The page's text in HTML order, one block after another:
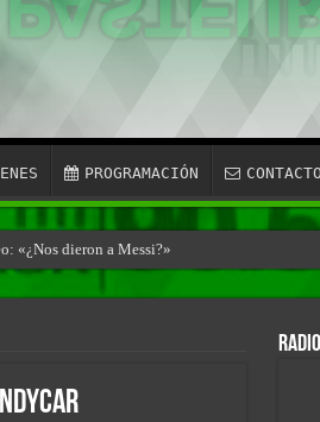
PROGRAMACIÓN
«¿Nos dieron a Messi?»